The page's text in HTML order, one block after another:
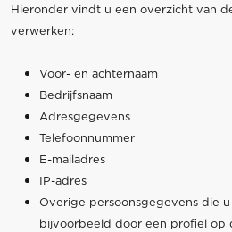
Hieronder vindt u een overzicht van
verwerken:
Voor- en achternaam
Bedrijfsnaam
Adresgegevens
Telefoonnummer
E-mailadres
IP-adres
Overige persoonsgegevens die
bijvoorbeeld door een profiel op